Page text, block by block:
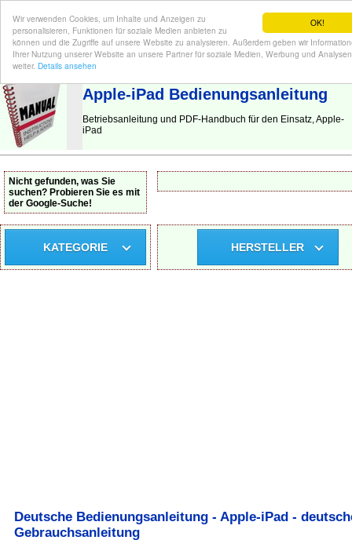
OK!
Wir verwenden Cookies, um Inhalte und Anzeigen zu
personalisieren, Funktionen für soziale Medien anbieten zu
können und die Zugriffe auf unsere Website zu analysieren. Außerdem geben wir
Ihrer Nutzung unserer Website an unsere Partner für soziale Medien, Werbung und Analysen
weiter. Details ansehen
BEDIENUNGSANLEITUNG | Hier finden Sie die deutsche Anleitung!
Apple-iPad Bedienungsanleitung
Betriebsanleitung und PDF-Handbuch für den Einsatz, Apple-
iPad
Nicht gefunden, was Sie
suchen? Probieren Sie es mit
der Google-Suche!
KATEGORIE HERSTELLER
Deutsche Bedienungsanleitung - Apple-iPad -
Gebrauchsanleitung